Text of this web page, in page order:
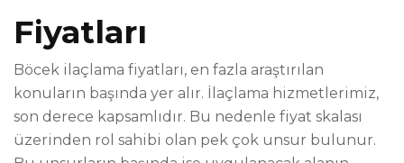
Fiyatları
Böcek ilaçlama fiyatları, en fazla araştırılan
konuların başında yer alır. İlaçlama hizmetlerimiz,
son derece kapsamlıdır. Bu nedenle fiyat skalası
üzerinden rol sahibi olan pek çok unsur bulunur.